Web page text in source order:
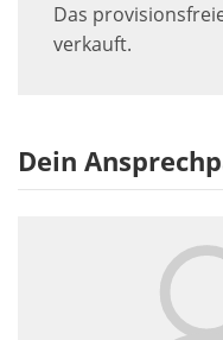
Das
verkauft.
Dein